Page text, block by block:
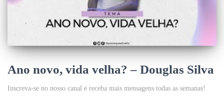
Ano novo, vida velha? – Douglas Silva
Inscreva-se no nosso canal e receba mais mensagens todas as semanas!